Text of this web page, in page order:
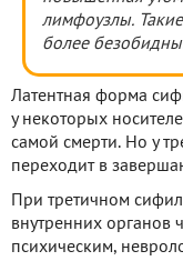
лимфоузлы.
более
Латентная форма
у некоторых
самой смерти. Но у
переходит в
При третичном
внутренних органов
психическим,